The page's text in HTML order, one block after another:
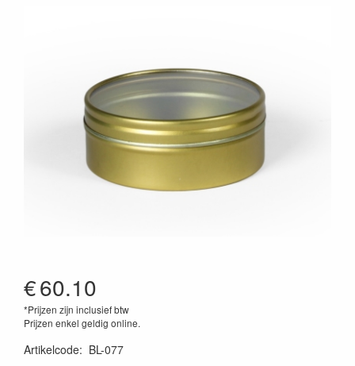
€60.10
*Prijzen zijn inclusief btw
Prijzen enkel geldig online.
Artikelcode: BL-077